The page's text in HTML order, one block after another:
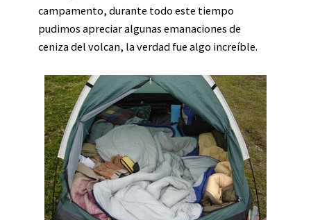
campamento, durante todo este tiempo
pudimos apreciar algunas emanaciones de
ceniza del volcan, la verdad fue algo increíble.